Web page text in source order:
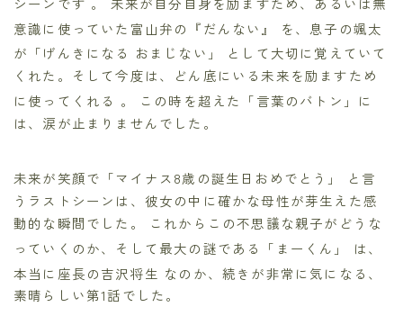
意識に使っていた富山弁の『だんない』
を、息子の颯太
が「げんきになる おまじない」
として大切に覚えていて
くれた。そして今度は、どん底にいる未来を励ますため
に使ってくれる 。 この時を超えた「言葉のバトン」に
は、涙が止まりませんでした。
未来が笑顔で「マイナス8歳の誕生日おめでとう」
と言
うラストシーンは、彼女の中に確かな母性が芽生えた感
動的な瞬間でした。 これからこの不思議な親子がどうな
っていくのか、そして最大の謎である「まーくん」
は、
本当に座長の吉沢将生 なのか、続きが非常に気になる、
素晴らしい第1話でした。